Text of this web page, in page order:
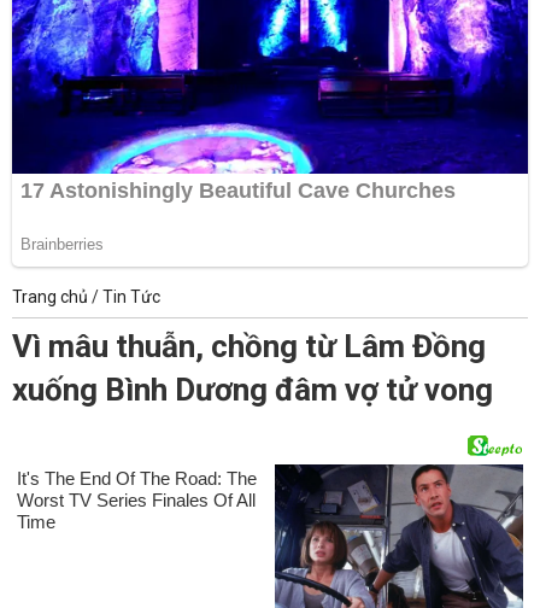
Trang chủ /Tin Tức
Vì mâu thuẫn, chồng từ Lâm Đồng
xuống Bình Dương đâm vợ tử vong